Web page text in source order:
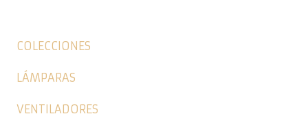
COLECCIONES
LÁMPARAS
VENTILADORES